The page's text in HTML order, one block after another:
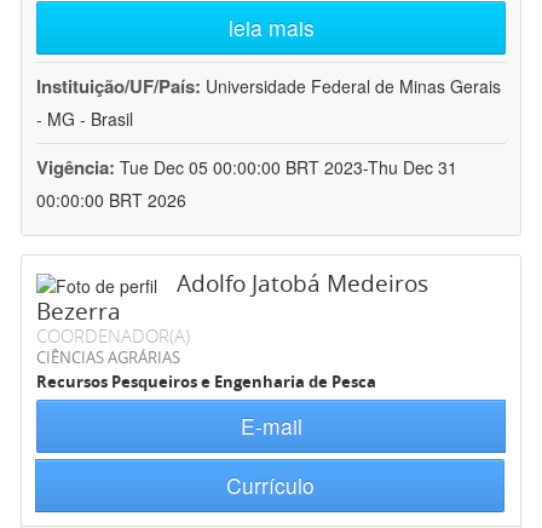
leia mais
Instituição/UF/País: Universidade Federal de Minas Gerais
- MG - Brasil
Vigência: Tue Dec 05 00:00:00 BRT 2023-Thu Dec 31
00:00:00 BRT 2026
Adolfo Jatobá Medeiros
Bezerra
COORDENADOR(A)
CIÊNCIAS AGRÁRIAS
Recursos Pesqueiros e Engenharia de Pesca
E-mail
Currículo